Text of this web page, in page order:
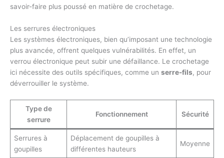
savoir-faire plus poussé en matière de crochetage.
Les serrures électroniques
Les systèmes électroniques, bien qu’imposant une technologie
plus avancée, offrent quelques vulnérabilités. En effet, un
verrou électronique peut subir une défaillance. Le crochetage
ici nécessite des outils spécifiques, comme un serre-fils, pour
déverrouiller le système.
Type de
serrure
Fonctionnement Sécurité
Serrures à
goupilles
Déplacement de goupilles à
différentes hauteurs
Moyenne